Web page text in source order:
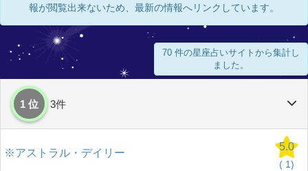
報が閲覧出来ないため、最新の情報へリンクしています。
70 件の星座占いサイトから集計し
ました。
1 位 3件
※アストラル・デイリー
5.0
( 1)